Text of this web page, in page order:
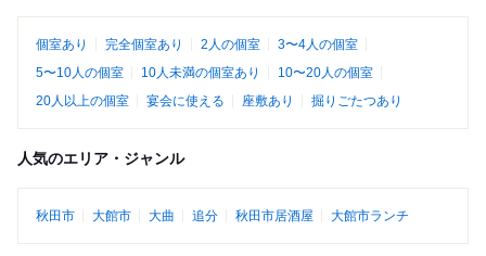
個室あり 完全個室あり 2人の個室
3〜4人の個室
5〜10人の個室
10人未満の個室あり
10〜20人の個室
20人以上の個室
宴会に使える 座敷あり 掘りごたつあり
人気のエリア・ジャンル
秋田市 大館市 大曲 追分 秋田市居酒屋 大館市ランチ